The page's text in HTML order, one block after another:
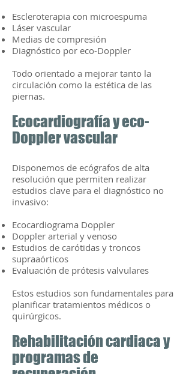
Escleroterapia con microespuma
Láser vascular
Medias de compresión
Diagnóstico por eco-Doppler
Todo orientado a mejorar tanto la
circulación como la estética de las
piernas.
Ecocardiografía y eco-
Doppler vascular
Disponemos de ecógrafos de alta
resolución que permiten realizar
estudios clave para el diagnóstico no
invasivo:
Ecocardiograma Doppler
Doppler arterial y venoso
Estudios de carótidas y troncos
supraaórticos
Evaluación de prótesis valvulares
Estos estudios son fundamentales para
planificar tratamientos médicos o
quirúrgicos.
Rehabilitación cardiaca y
programas de